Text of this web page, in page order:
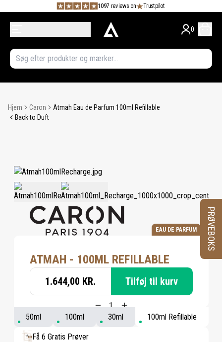
1097 reviews on Trustpilot
0
Hjem Caron
Atmah Eau de Parfum 100ml Refillable
Back to Duft
EAU DE PARFUM
ATMAH - 100ML REFILLABLE
1.644,00 KR. Tilføj til kurv
50ml 100ml 30ml 100ml Refillable
Få 6 Gratis Prøver
PRØVEBOKS